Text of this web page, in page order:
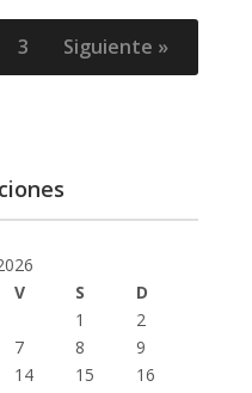
3 Siguiente »
V S
D
1
2
7 8
9
14 15
16